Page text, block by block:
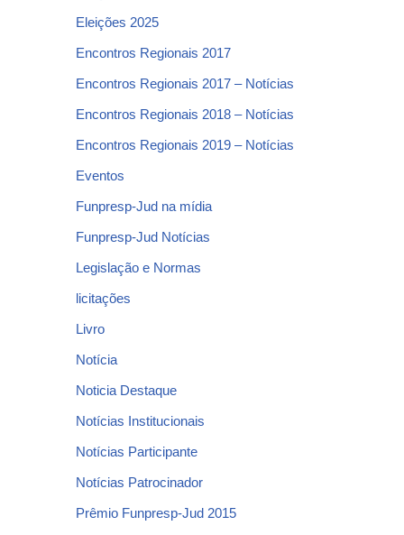
Eleições 2025
Encontros Regionais 2017
Encontros Regionais 2017 – Notícias
Encontros Regionais 2018 – Notícias
Encontros Regionais 2019 – Notícias
Eventos
Funpresp-Jud na mídia
Funpresp-Jud Notícias
Legislação e Normas
licitações
Livro
Notícia
Noticia Destaque
Notícias Institucionais
Notícias Participante
Notícias Patrocinador
Prêmio Funpresp-Jud 2015